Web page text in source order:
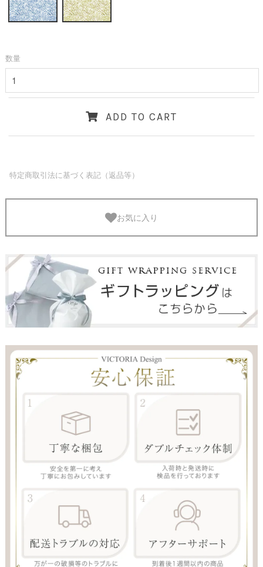
数量
ADD TO CART
特定商取引法に基づく表記（返品等）
お気に入り